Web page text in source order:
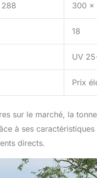
300 x
18
UV
Prix
sur le marché, la
à ses
directs.